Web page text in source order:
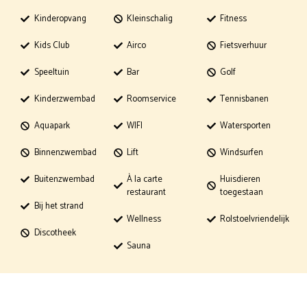
Kinderopvang
Kids Club
Speeltuin
Kinderzwembad
Aquapark
Binnenzwembad
Buitenzwembad
Bij het strand
Discotheek
Kleinschalig
Airco
Bar
Roomservice
WIFI
Lift
À la carte
restaurant
Wellness
Sauna
Fitness
Fietsverhuur
Golf
Tennisbanen
Watersporten
Windsurfen
Huisdieren
toegestaan
Rolstoelvriendelijk